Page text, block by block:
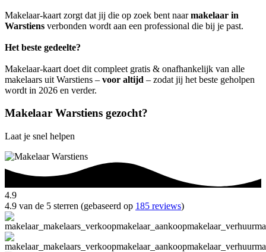
Makelaar-kaart zorgt dat jij die op zoek bent naarmakelaar in
Warstiens verbonden wordt aan een professional die bij je past.
Het beste gedeelte?
Makelaar-kaart doet dit compleet gratis & onafhankelijk van alle
makelaars uit Warstiens – voor altijd – zodat jij het beste geholpen
wordt in 2026 en verder.
Makelaar Warstiens gezocht?
Laat je snel helpen
4.9
4.9 van de 5 sterren (gebaseerd op 185 reviews)